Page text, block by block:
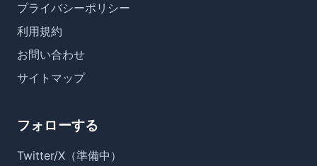
プライバシーポリシー
利用規約
お問い合わせ
サイトマップ
フォローする
Twitter/X（準備中）